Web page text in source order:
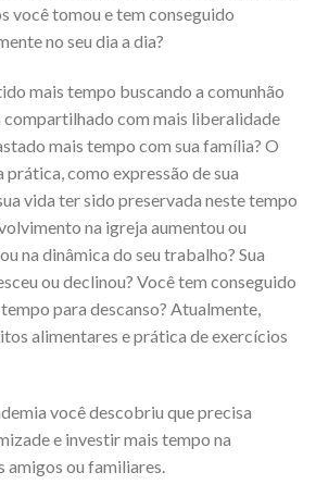
você tomou e tem conseguido
no seu dia a dia?
mais tempo buscando a comunhão
compartilhado com mais liberalidade
mais tempo com sua família? O
como expressão de sua
vida ter sido preservada neste tempo
na igreja aumentou ou
na dinâmica do seu trabalho? Sua
ou declinou? Você tem conseguido
para descanso? Atualmente,
alimentares e prática de exercícios
você descobriu que precisa
e investir mais tempo na
amigos ou familiares.